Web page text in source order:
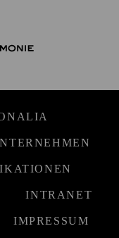
INTRANET
IMPRESSUM